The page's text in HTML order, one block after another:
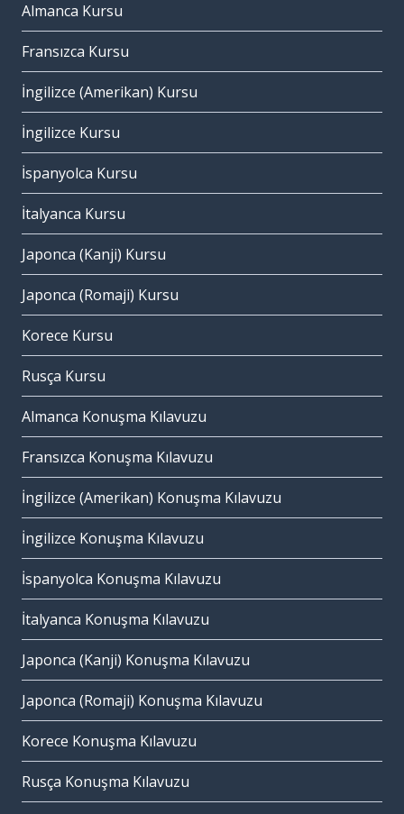
Almanca Kursu
Fransızca Kursu
İngilizce (Amerikan) Kursu
İngilizce Kursu
İspanyolca Kursu
İtalyanca Kursu
Japonca (Kanji) Kursu
Japonca (Romaji) Kursu
Korece Kursu
Rusça Kursu
Almanca Konuşma Kılavuzu
Fransızca Konuşma Kılavuzu
İngilizce (Amerikan) Konuşma Kılavuzu
İngilizce Konuşma Kılavuzu
İspanyolca Konuşma Kılavuzu
İtalyanca Konuşma Kılavuzu
Japonca (Kanji) Konuşma Kılavuzu
Japonca (Romaji) Konuşma Kılavuzu
Korece Konuşma Kılavuzu
Rusça Konuşma Kılavuzu